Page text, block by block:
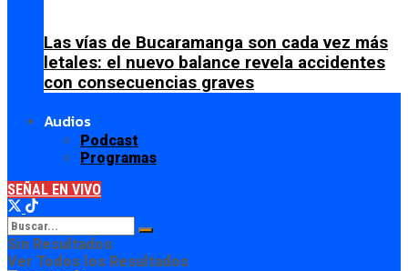
Las vías de Bucaramanga son cada vez más
letales: el nuevo balance revela accidentes
con consecuencias graves
Audios
Podcast
Programas
SEÑAL EN VIVO
Sin Resultados
Ver Todos los Resultados